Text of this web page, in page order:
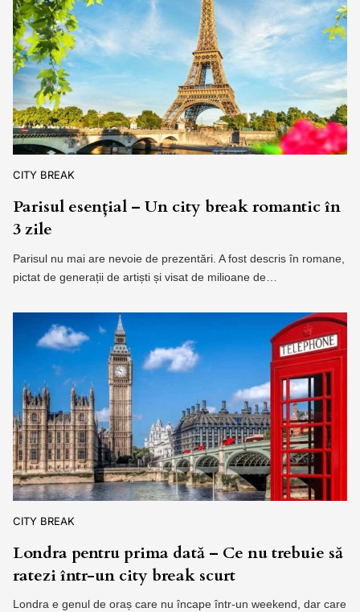
CITY BREAK
Parisul esențial – Un city break romantic în
3 zile
Parisul nu mai are nevoie de prezentări. A fost descris în romane,
pictat de generații de artiști și visat de milioane de…
CITY BREAK
Londra pentru prima dată – Ce nu trebuie să
ratezi într-un city break scurt
Londra e genul de oraș care nu încape într-un weekend, dar care